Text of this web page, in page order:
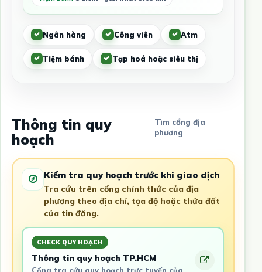
Ngân hàng Công viên Atm
Tiệm bánh Tạp hoá hoặc siêu thị
Thông tin quy
hoạch
Tìm cổng địa
phương
Kiểm tra quy hoạch trước khi giao dịch
Tra cứu trên cổng chính thức của địa
phương theo địa chỉ, tọa độ hoặc thửa đất
của tin đăng.
CHECK QUY HOẠCH
Thông tin quy hoạch TP.HCM